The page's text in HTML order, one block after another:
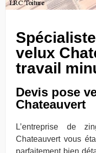
velux
travail
Devis pose
Chateauvert
L’entreprise de
Chateauvert vous
parfaitement bien